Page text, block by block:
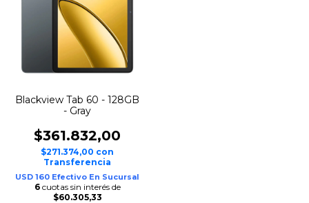
Blackview Tab 60 - 128GB
- Gray
$361.832,00
$271.374,00 con
Transferencia
USD 160 Efectivo En Sucursal
6 cuotas sin interés de
$60.305,33